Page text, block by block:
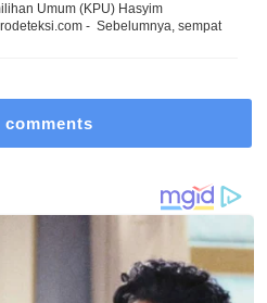
Umum (KPU) Hasyim
- Sebelumnya, sempat
comments